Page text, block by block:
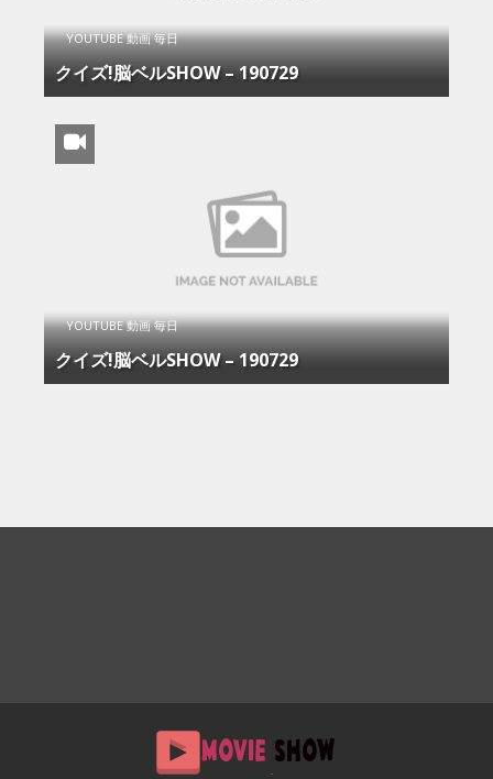
YOUTUBE 動画 毎日
クイズ!脳ベルSHOW – 190729
YOUTUBE 動画 毎日
クイズ!脳ベルSHOW – 190729